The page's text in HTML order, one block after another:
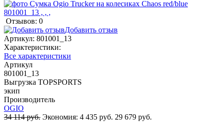
Отзывов: 0
Добавить отзыв
Артикул: 801001_13
Характеристики:
Все характеристики
Артикул
801001_13
Выгрузка TOPSPORTS
экип
Производитель
OGIO
34 114 руб. Экономия: 4 435 руб. 29 679 руб.